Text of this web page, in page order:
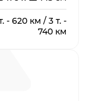
- 620 км / 3 т. -
740 км